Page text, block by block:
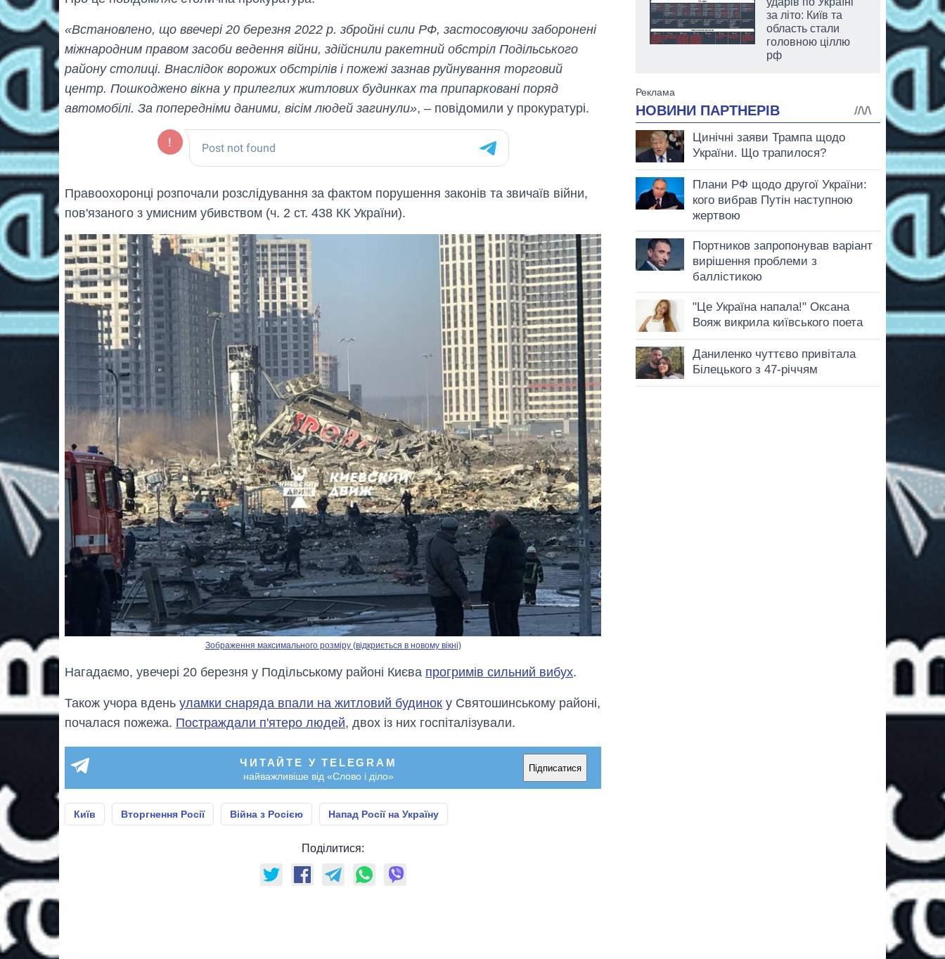
«Встановлено, що ввечері 20 березня 2022 р. збройні сили РФ, застосовуючи заборонені
міжнародним правом засоби ведення війни, здійснили ракетний обстріл Подільського
району столиці. Внаслідок ворожих обстрілів і пожежі зазнав руйнування торговий
центр. Пошкоджено вікна у прилеглих житлових будинках та припарковані поряд
автомобілі. За попередніми даними, вісім людей загинули», – повідомили у прокуратурі.
Правоохоронці розпочали розслідування за фактом порушення законів та звичаїв війни,
пов'язаного з умисним убивством (ч. 2 ст. 438 КК України).
Зображення максимального розміру (відкриється в новому вікні)
Нагадаємо, увечері 20 березня у Подільському районі Києва прогримів сильний вибух.
Також учора вдень уламки снаряда впали на житловий будинок у Святошинському районі,
почалася пожежа. Постраждали п'ятеро людей, двох із них госпіталізували.
ЧИТАЙТЕ У TELEGRAM
найважливіше від «Слово і діло»
Підписатися
Київ Вторгнення Росії Війна з Росією Напад Росії на Україну
Поділитися:
великої війни
за літо: Київ та
область стали
головною ціллю
рф